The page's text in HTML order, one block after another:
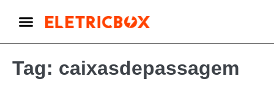
Tag: caixasdepassagem